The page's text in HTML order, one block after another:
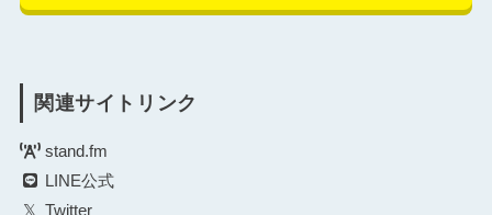
関連サイトリンク
stand.fm
LINE公式
Twitter